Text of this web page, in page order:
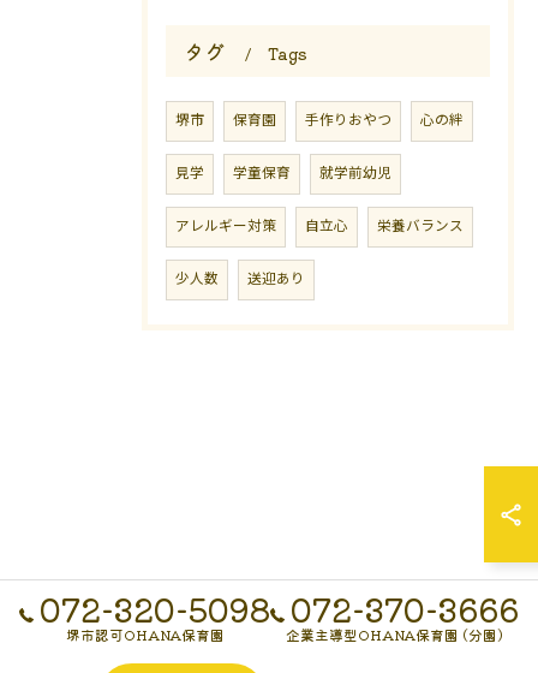
タグ Tags
堺市 保育園 手作りおやつ 心の絆
見学 学童保育 就学前幼児
アレルギー対策 自立心 栄養バランス
少人数 送迎あり
072-320-5098
堺市認可OHANA保育園
072-370-3666
企業主導型OHANA保育園 (分園)